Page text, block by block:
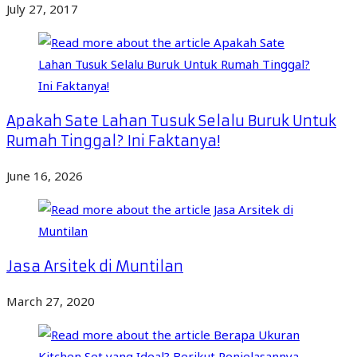
July 27, 2017
Apakah Sate Lahan Tusuk Selalu Buruk Untuk
Rumah Tinggal? Ini Faktanya!
June 16, 2026
Jasa Arsitek di Muntilan
March 27, 2020